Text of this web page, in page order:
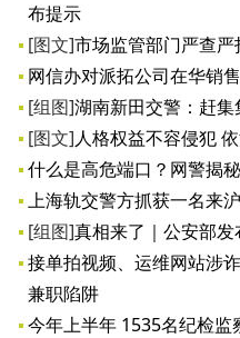
布提示
[图文]市场监管部门严查
网信办对派拓公司在华销
[组图]湖南新田交警：赶集
[图文]人格权益不容侵犯
什么是高危端口？网警揭
上海轨交警方抓获一名来
[组图]真相来了｜公安部
接单拍视频、运维网站涉
兼职陷阱
今年上半年 1535名纪检监